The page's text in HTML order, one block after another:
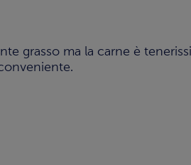
grasso ma la carne è